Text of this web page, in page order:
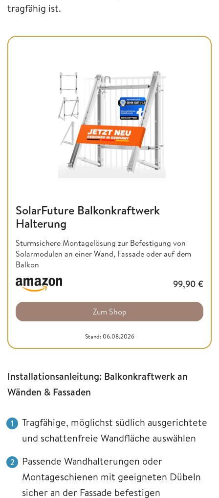
tragfähig ist.
SolarFuture Balkonkraftwerk
Halterung
Sturmsichere Montagelösung zur Befestigung von
Solarmodulen an einer Wand, Fassade oder auf dem
Balkon
99,90 €
Zum Shop
Stand: 06.08.2026
Installationsanleitung: Balkonkraftwerk an
Wänden & Fassaden
Tragfähige, möglichst südlich ausgerichtete
und schattenfreie Wandfläche auswählen
Passende Wandhalterungen oder
Montageschienen mit geeigneten Dübeln
sicher an der Fassade befestigen